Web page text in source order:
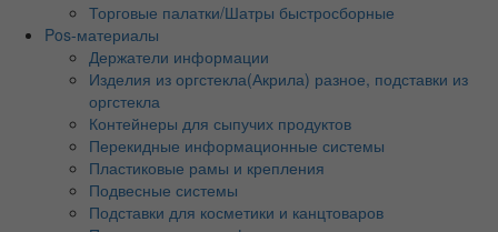
Торговые палатки/Шатры быстросборные
Pos-материалы
Держатели информации
Изделия из оргстекла(Акрила) разное, подставки из
оргстекла
Контейнеры для сыпучих продуктов
Перекидные информационные системы
Пластиковые рамы и крепления
Подвесные системы
Подставки для косметики и канцтоваров